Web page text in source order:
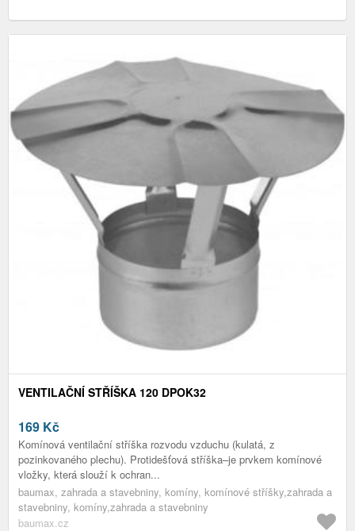
VENTILAČNÍ STŘÍŠKA 120 DPOK32
169 Kč
Komínová ventilační stříška rozvodu vzduchu (kulatá, z
pozinkovaného plechu). Protidešťová stříška–je prvkem komínové
vložky, která slouží k ochran...
baumax, zahrada a stavebniny, komíny, komínové stříšky,zahrada a
stavebniny, komíny,zahrada a stavebniny
baumax.cz